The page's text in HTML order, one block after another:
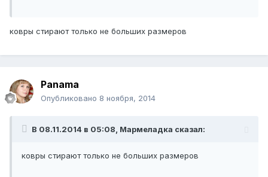
ковры стирают только не больших размеров
Panama
Опубликовано 8 ноября, 2014
В 08.11.2014 в 05:08, Мармеладка сказал:
ковры стирают только не больших размеров